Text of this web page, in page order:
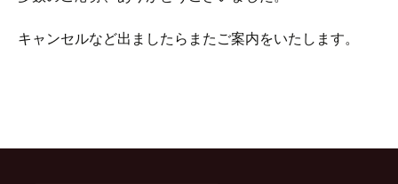
キャンセルなど出ましたらまたご案内をいたします。